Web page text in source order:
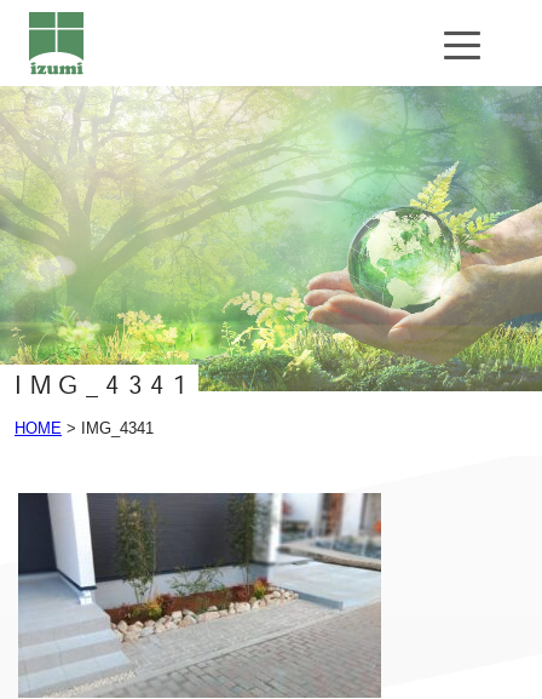
エクステリア工事
基礎工事
企業情報
会社概要
導入設備
お問い合わせ
IMG_4341
HOME > IMG_4341